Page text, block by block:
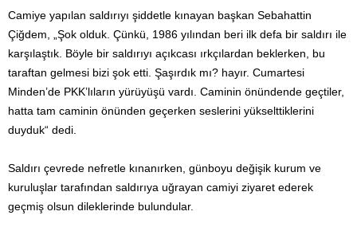
Camiye yapılan saldırıyı şiddetle kınayan başkan Sebahattin
Çiğdem, „Şok olduk. Çünkü, 1986 yılından beri ilk defa bir saldırı ile
karşılaştık. Böyle bir saldırıyı açıkcası ırkçılardan beklerken, bu
taraftan gelmesi bizi şok etti. Şaşırdık mı? hayır. Cumartesi
Minden’de PKK’lıların yürüyüşü vardı. Caminin önündende geçtiler,
hatta tam caminin önünden geçerken seslerini yükselttiklerini
duyduk“ dedi.
Saldırı çevrede nefretle kınanırken, günboyu değişik kurum ve
kuruluşlar tarafından saldırıya uğrayan camiyi ziyaret ederek
geçmiş olsun dileklerinde bulundular.